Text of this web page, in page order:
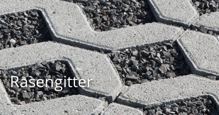
Rasengitter